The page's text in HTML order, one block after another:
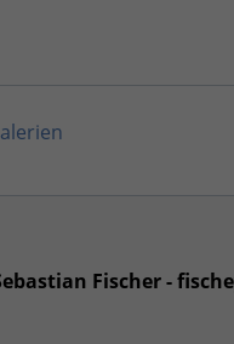
Fischer -